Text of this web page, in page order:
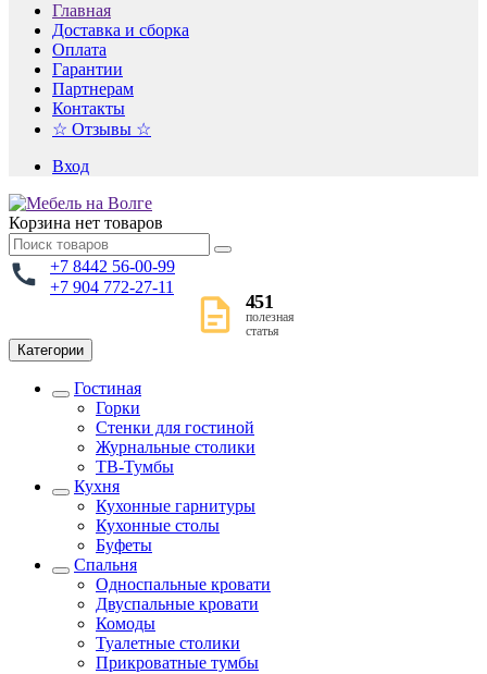
Главная
Доставка и сборка
Оплата
Гарантии
Партнерам
Контакты
☆ Отзывы ☆
Вход
Корзина нет товаров
+7 8442 56-00-99
+7 904 772-27-11
451
полезная
статья
Категории
Гостиная
Горки
Стенки для гостиной
Журнальные столики
TВ-Тумбы
Кухня
Кухонные гарнитуры
Кухонные столы
Буфеты
Спальня
Односпальные кровати
Двуспальные кровати
Комоды
Туалетные столики
Прикроватные тумбы